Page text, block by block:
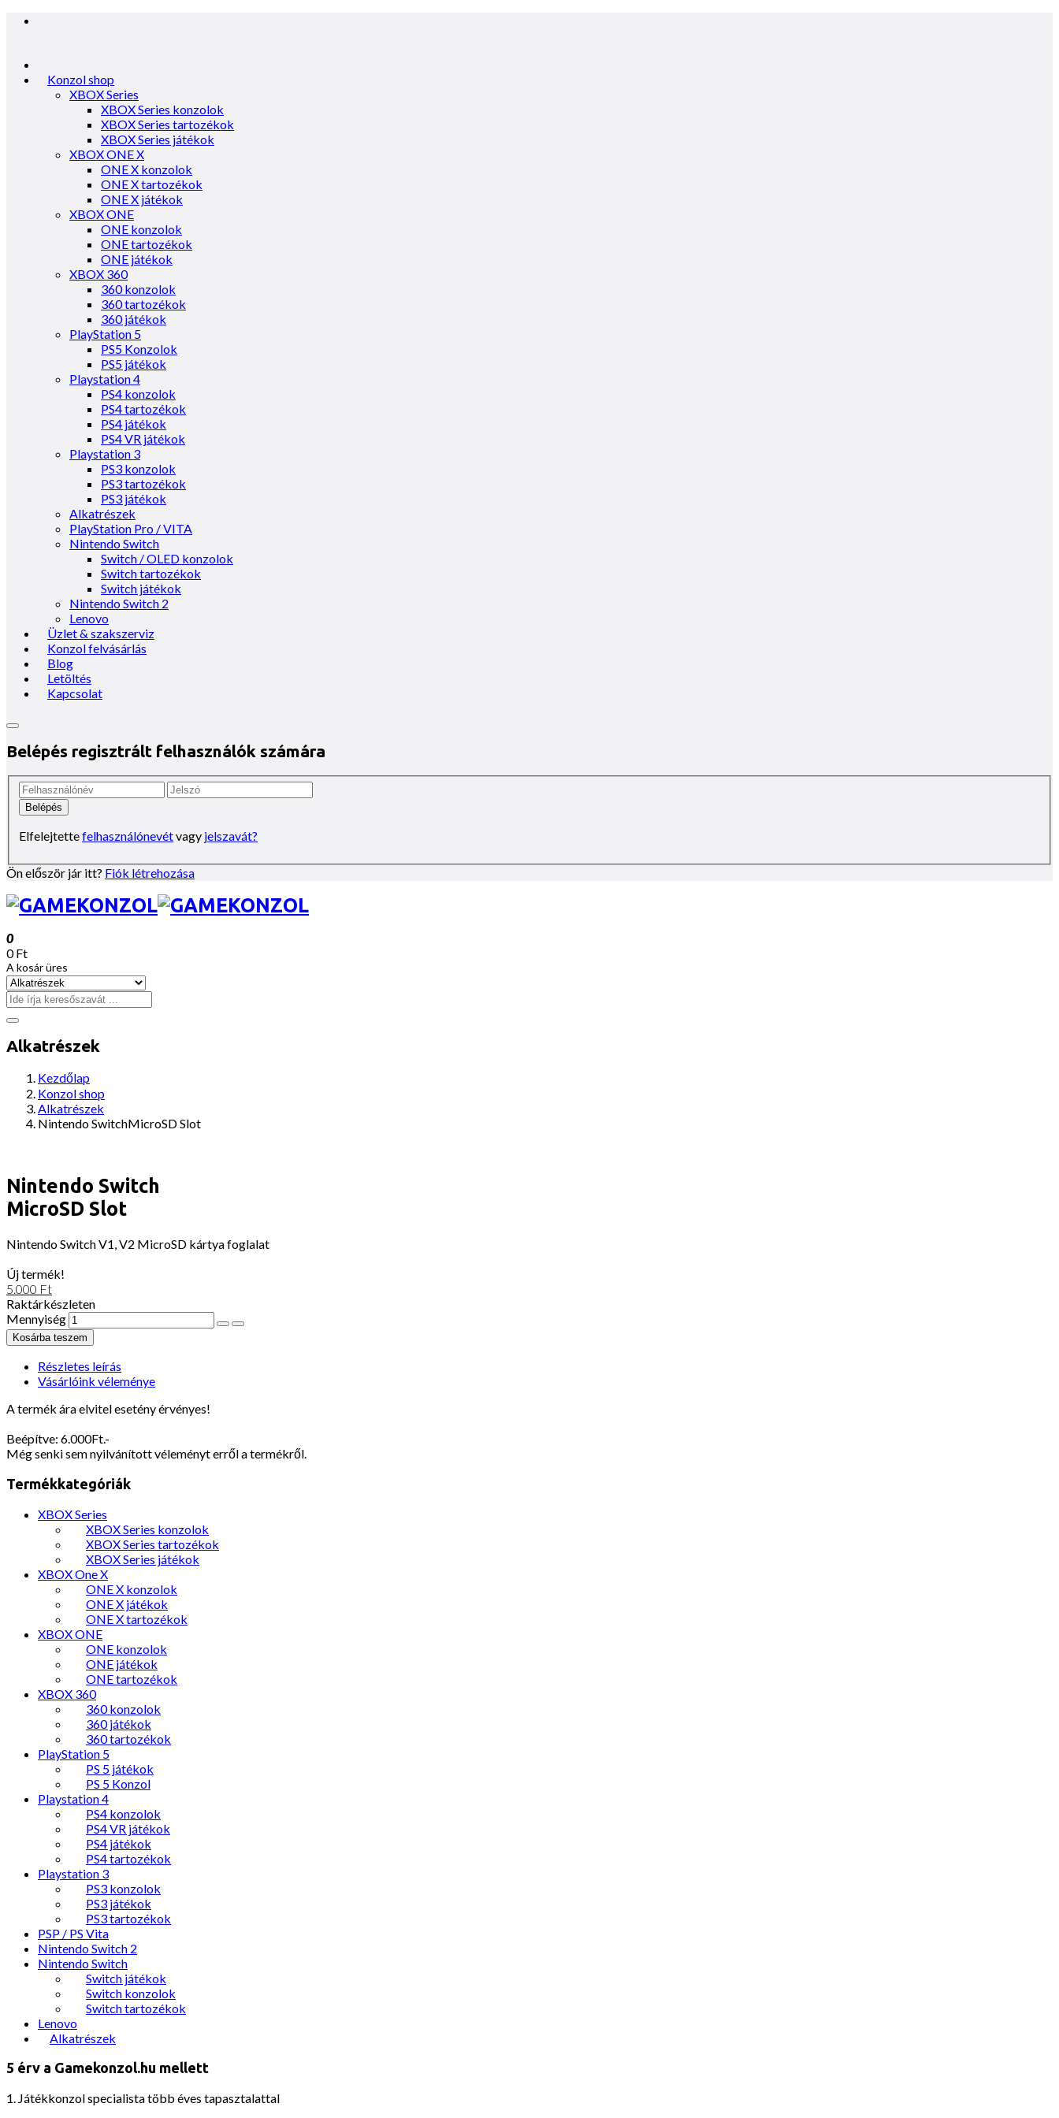
Konzol shop
XBOX Series
XBOX Series konzolok
XBOX Series tartozékok
XBOX Series játékok
XBOX ONE X
ONE X konzolok
ONE X tartozékok
ONE X játékok
XBOX ONE
ONE konzolok
ONE tartozékok
ONE játékok
XBOX 360
360 konzolok
360 tartozékok
360 játékok
PlayStation 5
PS5 Konzolok
PS5 játékok
Playstation 4
PS4 konzolok
PS4 tartozékok
PS4 játékok
PS4 VR játékok
Playstation 3
PS3 konzolok
PS3 tartozékok
PS3 játékok
Alkatrészek
PlayStation Pro / VITA
Nintendo Switch
Switch / OLED konzolok
Switch tartozékok
Switch játékok
Nintendo Switch 2
Lenovo
Üzlet & szakszerviz
Konzol felvásárlás
Blog
Letöltés
Kapcsolat
Belépés regisztrált felhasználók számára
Elfelejtettefelhasználónevétvagy jelszavát?
Ön először jár itt? Fiók létrehozása
0
0 Ft
A kosár üres
Alkatrészek
Kezdőlap
Konzol shop
Alkatrészek
Nintendo SwitchMicroSD Slot
Nintendo Switch
MicroSD Slot
Nintendo Switch V1, V2 MicroSD kártya foglalat
Új termék!
5.000 Ft
Raktárkészleten
Mennyiség
Részletes leírás
Vásárlóink véleménye
A termék ára elvitel esetény érvényes!
Beépítve: 6.000Ft.-
Még senki sem nyilvánított véleményt erről a termékről.
Termékkategóriák
XBOX Series
XBOX Series konzolok
XBOX Series tartozékok
XBOX Series játékok
XBOX One X
ONE X konzolok
ONE X játékok
ONE X tartozékok
XBOX ONE
ONE konzolok
ONE játékok
ONE tartozékok
XBOX 360
360 konzolok
360 játékok
360 tartozékok
PlayStation 5
PS 5 játékok
PS 5 Konzol
Playstation 4
PS4 konzolok
PS4 VR játékok
PS4 játékok
PS4 tartozékok
Playstation 3
PS3 konzolok
PS3 játékok
PS3 tartozékok
PSP / PS Vita
Nintendo Switch 2
Nintendo Switch
Switch játékok
Switch konzolok
Switch tartozékok
Lenovo
Alkatrészek
5 érv a Gamekonzol.hu mellett
1. Játékkonzol specialista több éves tapasztalattal